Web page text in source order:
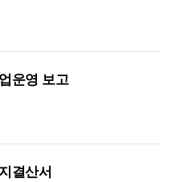
운영 보고
결산서